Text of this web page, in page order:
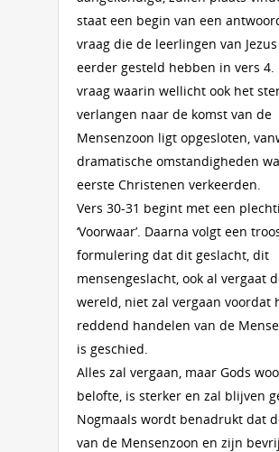
staat een begin van een
vraag die de leerlingen van
eerder gesteld hebben in vers 4.
vraag waarin wellicht ook het
verlangen naar de komst van de
Mensenzoon ligt opgesloten,
dramatische omstandigheden
eerste Christenen verkeerden.
Vers 30-31 begint met een
‘Voorwaar’. Daarna volgt een
formulering dat dit geslacht, dit
mensengeslacht, ook al vergaat
wereld, niet zal vergaan voordat
reddend handelen van de
is geschied.
Alles zal vergaan, maar Gods
belofte, is sterker en zal blijven
Nogmaals wordt benadrukt dat
van de Mensenzoon en zijn